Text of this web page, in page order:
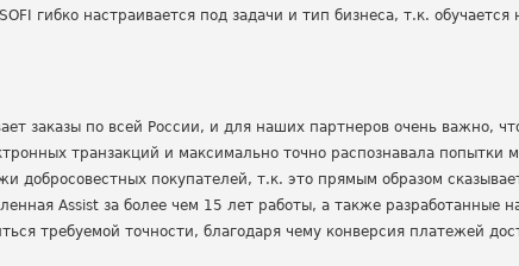
гибко настраивается под задачи и тип бизнеса, т.к. обучается
заказы по всей России, и для наших партнеров очень важно,
транзакций и максимально точно распознавала попытки
добросовестных покупателей, т.к. это прямым образом
Assist за более чем 15 лет работы, а также разработанные
требуемой точности, благодаря чему конверсия платежей